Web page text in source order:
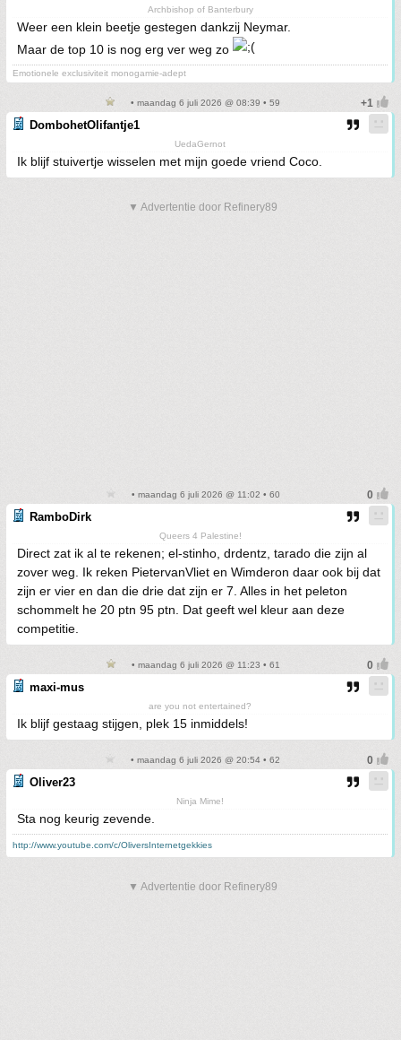
Archbishop of Banterbury
Weer een klein beetje gestegen dankzij Neymar.
Maar de top 10 is nog erg ver weg zo
Emotionele exclusiviteit monogamie-adept
• maandag 6 juli 2026 @ 08:39 • 59
DombohetOlifantje1
UedaGernot
Ik blijf stuivertje wisselen met mijn goede vriend Coco.
▼ Advertentie door Refinery89
• maandag 6 juli 2026 @ 11:02 • 60
RamboDirk
Queers 4 Palestine!
Direct zat ik al te rekenen; el-stinho, drdentz, tarado die zijn al
zover weg. Ik reken PietervanVliet en Wimderon daar ook bij dat
zijn er vier en dan die drie dat zijn er 7. Alles in het peleton
schommelt he 20 ptn 95 ptn. Dat geeft wel kleur aan deze
competitie.
• maandag 6 juli 2026 @ 11:23 • 61
maxi-mus
are you not entertained?
Ik blijf gestaag stijgen, plek 15 inmiddels!
• maandag 6 juli 2026 @ 20:54 • 62
Oliver23
Ninja Mime!
Sta nog keurig zevende.
http://www.youtube.com/c/OliversInternetgekkies
▼ Advertentie door Refinery89